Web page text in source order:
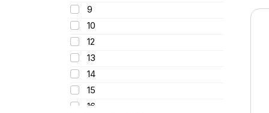
315
445
88
88/86
89
90
91
92
9
10
12
13
14
15
16